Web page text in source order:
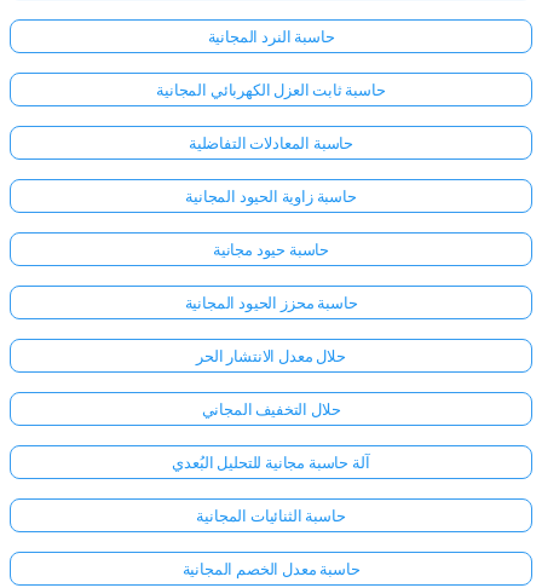
حاسبة النرد المجانية
حاسبة ثابت العزل الكهربائي المجانية
حاسبة المعادلات التفاضلية
حاسبة زاوية الحيود المجانية
حاسبة حيود مجانية
حاسبة محزز الحيود المجانية
حلال معدل الانتشار الحر
حلال التخفيف المجاني
آلة حاسبة مجانية للتحليل البُعدي
حاسبة الثنائيات المجانية
حاسبة معدل الخصم المجانية